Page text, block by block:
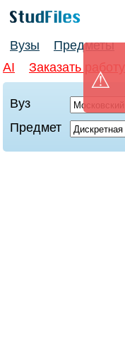
Вузы Предметы
AI
Заказать работу
Вуз
Предмет